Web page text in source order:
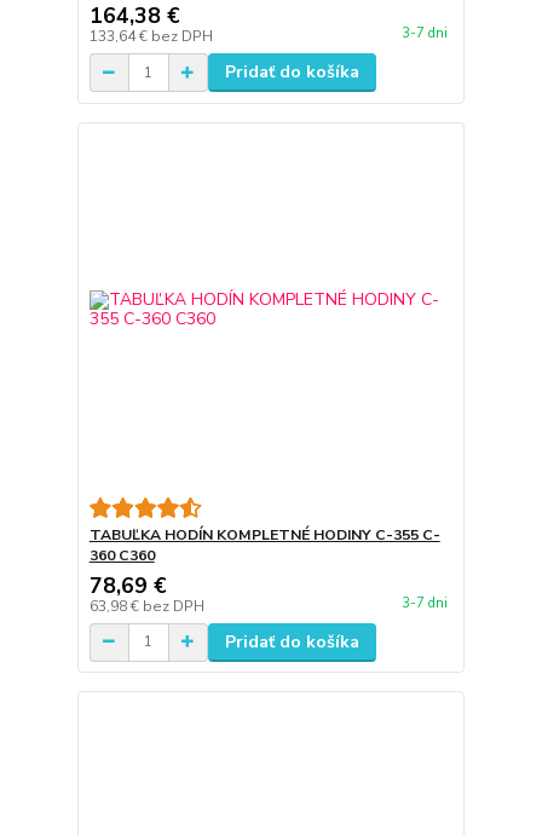
164,38 €
133,64 € bez DPH 3-7 dni
Pridať do košíka
TABUĽKA HODÍN KOMPLETNÉ HODINY C-355 C-
360 C360
78,69 €
63,98 € bez DPH 3-7 dni
Pridať do košíka